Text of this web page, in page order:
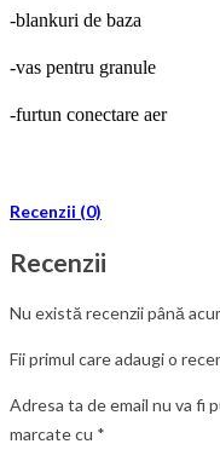
-blankuri de baza
-vas pentru granule
-furtun conectare aer
Recenzii (0)
Recenzii
Nu există recenzii până
Fii primul care adaugi o
Adresa ta de email nu va fi
marcate cu *